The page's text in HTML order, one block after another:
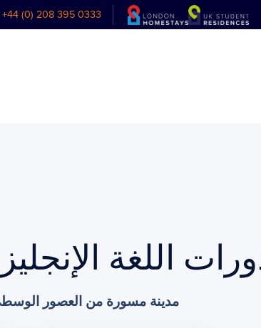
+44 (0) 208 395 0333
اللغة
مدينة مسورة من العصور الوسطى يعود